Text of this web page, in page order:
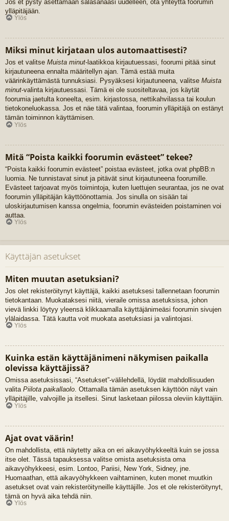
Jos et pysty asettamaan salasanaasi uudelleen, ota yhteyttä foorumin
ylläpitäjään.
Ylös
Miksi minut kirjataan ulos automaattisesti?
Jos et valitse Muista minut-laatikkoa kirjautuessasi, foorumi pitää sinut
kirjautuneena ennalta määritellyn ajan. Tämä estää muita
väärinkäyttämästä tunnuksiasi. Pysyäksesi kirjautuneena, valitse Muista
minut-valinta kirjautuessasi. Tämä ei ole suositeltavaa, jos käytät
foorumia jaetulta koneelta, esim. kirjastossa, nettikahvilassa tai koulun
tietokoneluokassa. Jos et näe tätä valintaa, foorumin ylläpitäjä on estänyt
tämän toiminnon käyttämisen.
Ylös
Mitä “Poista kaikki foorumin evästeet” tekee?
“Poista kaikki foorumin evästeet” poistaa evästeet, jotka ovat phpBB:n
luomia. Ne tunnistavat sinut ja pitävät sinut kirjautuneena foorumille.
Evästeet tarjoavat myös toimintoja, kuten luettujen seurantaa, jos ne ovat
foorumin ylläpitäjän käyttöönottamia. Jos sinulla on sisään tai
uloskirjautumisen kanssa ongelmia, foorumin evästeiden poistaminen voi
auttaa.
Ylös
Käyttäjän asetukset
Miten muutan asetuksiani?
Jos olet rekisteröitynyt käyttäjä, kaikki asetuksesi tallennetaan foorumin
tietokantaan. Muokataksesi niitä, vieraile omissa asetuksissa, johon
vievä linkki löytyy yleensä klikkaamalla käyttäjänimeäsi foorumin sivujen
ylälaidassa. Tätä kautta voit muokata asetuksiasi ja valintojasi.
Ylös
Kuinka estän käyttäjänimeni näkymisen paikalla
olevissa käyttäjissä?
Omissa asetuksissasi, “Asetukset”-välilehdellä, löydät mahdollisuuden
valita Piilota paikallaolo. Ottamalla tämän asetuksen käyttöön näyt vain
ylläpitäjille, valvojille ja itsellesi. Sinut lasketaan piilossa oleviin käyttäjiin.
Ylös
Ajat ovat väärin!
On mahdollista, että näytetty aika on eri aikavyöhykkeeltä kuin se jossa
itse olet. Tässä tapauksessa valitse omista asetuksista oma
aikavyöhykkeesi, esim. Lontoo, Pariisi, New York, Sidney, jne.
Huomaathan, että aikavyöhykkeen vaihtaminen, kuten monet muutkin
asetukset ovat vain rekisteröityneille käyttäjille. Jos et ole rekisteröitynyt,
tämä on hyvä aika tehdä niin.
Ylös